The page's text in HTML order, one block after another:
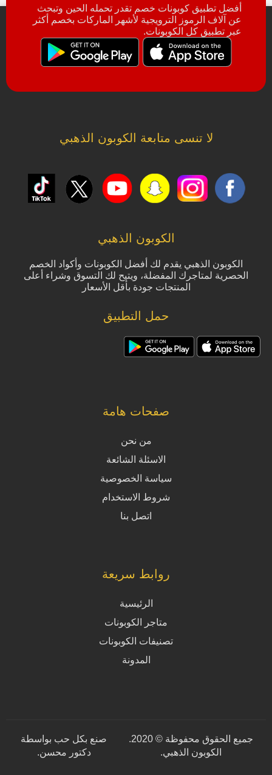
أفضل تطبيق كوبونات خصم تقدر تحمله الحين وتبحث
عن آلاف الرموز الترويجية لأشهر الماركات بخصم أكثر
عبر تطبيق كل الكوبونات.
لا تنسى متابعة الكوبون الذهبي
الكوبون الذهبي
الكوبون الذهبي يقدم لك أفضل الكوبونات وأكواد الخصم
الحصرية لمتاجرك المفضلة، ويتيح لك التسوق وشراء أعلى
المنتجات جودة بأقل الأسعار
حمل التطبيق
صفحات هامة
من نحن
الاسئلة الشائعة
سياسة الخصوصية
شروط الاستخدام
اتصل بنا
روابط سريعة
الرئيسية
متاجر الكوبونات
تصنيفات الكوبونات
المدونة
جميع الحقوق محفوظة © 2020.
الكوبون الذهبي.
صنع بكل حب بواسطة
دكتور محسن.